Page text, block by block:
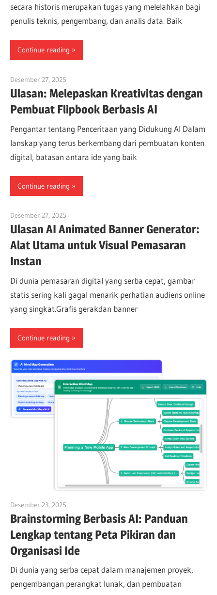
secara historis merupakan tugas yang melelahkan bagi
penulis teknis, pengembang, dan analis data. Baik
Continue reading
Desember 27, 2025
Ulasan: Melepaskan Kreativitas dengan
Pembuat Flipbook Berbasis AI
Pengantar tentang Penceritaan yang Didukung AI Dalam
lanskap yang terus berkembang dari pembuatan konten
digital, batasan antara ide yang baik
Continue reading
Desember 27, 2025
Ulasan AI Animated Banner Generator:
Alat Utama untuk Visual Pemasaran
Instan
Di dunia pemasaran digital yang serba cepat, gambar
statis sering kali gagal menarik perhatian audiens online
yang singkat.Grafis gerakdan banner
Continue reading
Desember 23, 2025
Brainstorming Berbasis AI: Panduan
Lengkap tentang Peta Pikiran dan
Organisasi Ide
Di dunia yang serba cepat dalam manajemen proyek,
pengembangan perangkat lunak, dan pembuatan